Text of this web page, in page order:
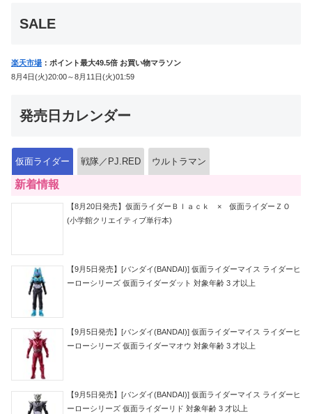
SALE
楽天市場 ：ポイント最大49.5倍 お買い物マラソン
8月4日(火)20:00～8月11日(火)01:59
発売日カレンダー
仮面ライダー 戦隊／PJ.RED ウルトラマン
新着情報
【8月20日発売】仮面ライダーＢｌａｃｋ × 仮面ライダーＺＯ
(小学館クリエイティブ単行本)
【9月5日発売】[バンダイ(BANDAI)] 仮面ライダーマイス ライダーヒ
ーローシリーズ 仮面ライダーダット 対象年齢 3 才以上
【9月5日発売】[バンダイ(BANDAI)] 仮面ライダーマイス ライダーヒ
ーローシリーズ 仮面ライダーマオウ 対象年齢 3 才以上
【9月5日発売】[バンダイ(BANDAI)] 仮面ライダーマイス ライダーヒ
ーローシリーズ 仮面ライダーリド 対象年齢 3 才以上